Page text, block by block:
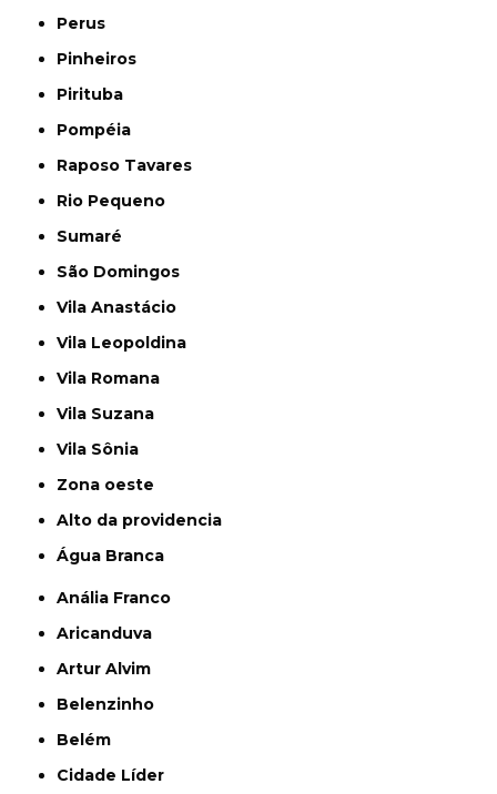
Perus
Pinheiros
Pirituba
Pompéia
Raposo Tavares
Rio Pequeno
Sumaré
São Domingos
Vila Anastácio
Vila Leopoldina
Vila Romana
Vila Suzana
Vila Sônia
Zona oeste
alto da providencia
Água Branca
Anália Franco
Aricanduva
Artur Alvim
Belenzinho
Belém
Cidade Líder